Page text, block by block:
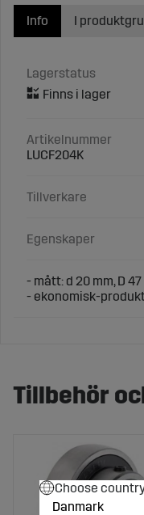
Info
Lagerstatus
Artikelnummer
LUCF204K
Tillverkare
Egenskaper
- mått: d 20 mm, D 47
- ekonomisk-
I
Tillbehör
Choose
Danmark